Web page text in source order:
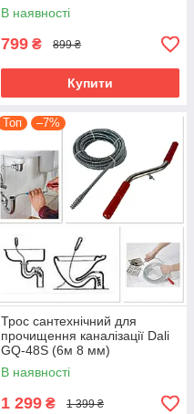
В наявності
799 ₴ 899 ₴
Купити
Топ –7%
Трос сантехнічний для
прочищення каналізації Dali
GQ-48S (6м 8 мм)
В наявності
1 299 ₴ 1 399 ₴